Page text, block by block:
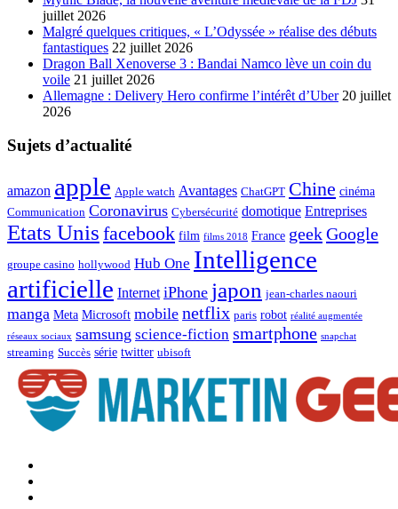
juillet 2026
Malgré quelques critiques, « L’Odyssée » réalise des débuts
fantastiques 22 juillet 2026
Dragon Ball Xenoverse 3 : Bandai Namco lève un coin du
voile 21 juillet 2026
Allemagne : Delivery Hero confirme l’intérêt d’Uber 20 juillet
2026
Sujets d’actualité
amazon apple Apple watch Avantages ChatGPT Chine cinéma
Communication Coronavirus Cybersécurité domotique Entreprises
Etats Unis facebook film films 2018 France geekGoogle
groupe casino hollywood Hub One Intelligence
artificielle Internet iPhone japon jean-charles naouri
manga Meta Microsoft mobile netflix paris robot réalité augmentée
réseaux sociaux samsung science-fiction smartphone snapchat
streaming Succès série twitter ubisoft